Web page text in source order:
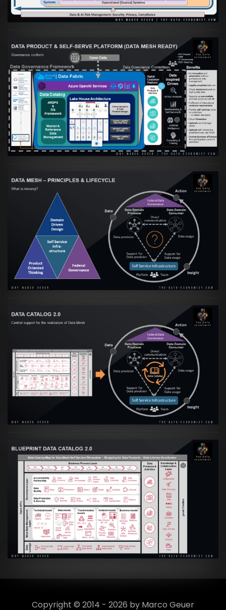
Artikel:Warum eine Data Governance
orientierte Data Fabric essenziell für
skalierbare qualitative Datenprodukte ist
VIEW
Artikel:Data Mesh Ökosysteme: Die
Transformation zur Data Inspired Human
Culture
VIEW
Artikel:Data Mesh Ökosysteme: Die
Transformation zur Data Inspired Human
Culture
VIEW
Artikel:Data Mesh Ökosysteme: Die
Transformation zur Data Inspired Human
Culture
VIEW
Copyright © 2014 - 2026 by Marco Geuer